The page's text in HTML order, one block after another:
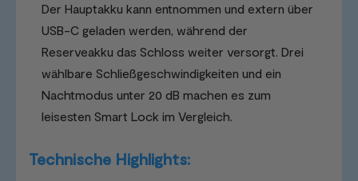
Der Hauptakku kann entnommen und extern über
USB-C geladen werden, während der
Reserveakku das Schloss weiter versorgt. Drei
wählbare Schließgeschwindigkeiten und ein
Nachtmodus unter 20 dB machen es zum
leisesten Smart Lock im Vergleich.
Technische Highlights: